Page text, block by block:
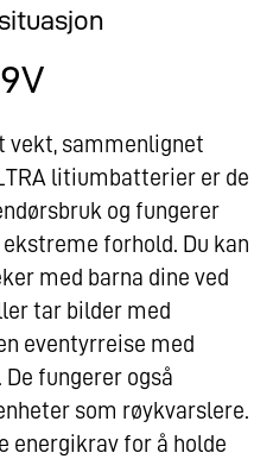
vekt, sammenlignet
litiumbatterier er de
og fungerer
forhold. Du kan
med barna dine ved
tar bilder med
eventyrreise med
fungerer også
som røykvarslere.
energikrav for å holde